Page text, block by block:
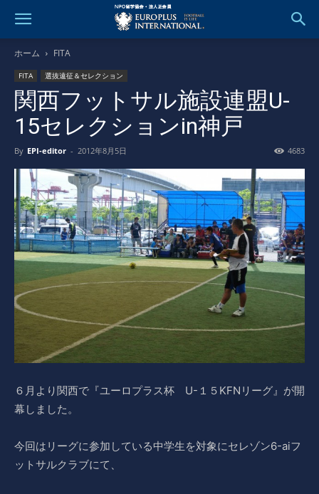
ホーム FITA
FITA 選抜遠征＆セレクション
関西フットサル施設連盟U-
15セレクションin神戸
By EPI-editor - 2012年8月5日 4683
６月より関西で『ユーロプラス杯 U-１５KFNリーグ』が開
幕しました。
今回はリーグに参加している中学生を対象にセレゾン6-aiフ
ットサルクラブにて、